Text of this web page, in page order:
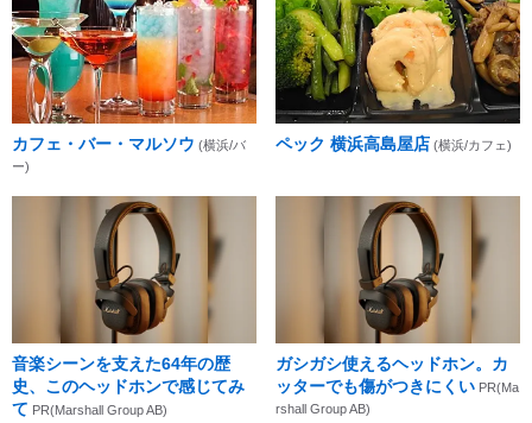
カフェ・バー・マルソウ (横浜/バ
ー)
ペック 横浜高島屋店 (横浜/カフェ)
音楽シーンを支えた64年の歴
史、このヘッドホンで感じてみ
て PR(Marshall Group AB)
ガシガシ使えるヘッドホン。カ
ッターでも傷がつきにくい PR(Ma
rshall Group AB)